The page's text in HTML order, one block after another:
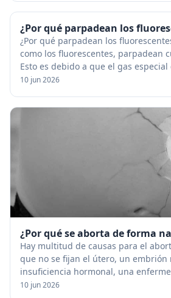
¿Por qué parpadean los
¿Por qué parpadean los
como los fluorescentes, parpadean
Esto es debido a que el gas
está demasiado frío para que la
10 jun 2026
¿Por qué se aborta de forma
Hay multitud de causas para el
que no se fijan el útero, un embrión
insuficiencia hormonal, una
choque físico o psíquico importante
10 jun 2026